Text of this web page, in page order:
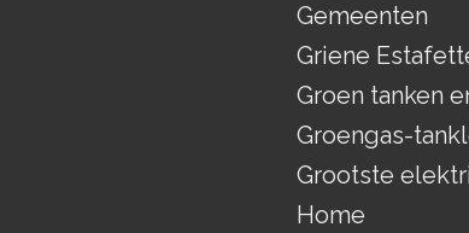
Gemeenten
Griene
Groen tanken
Groengas-
Grootste
Home